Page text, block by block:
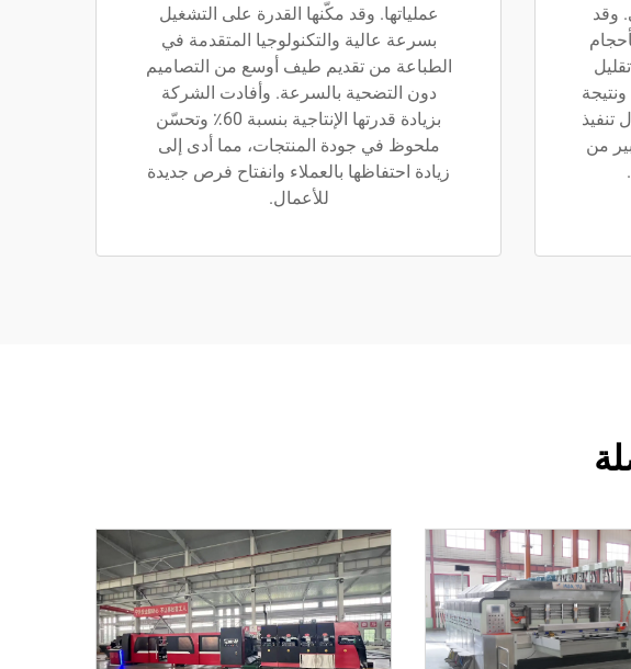
وقد
كبير من
عملياتها. وقد مكّنها القدرة على التشغيل
بسرعة عالية والتكنولوجيا المتقدمة في
الطباعة من تقديم طيف أوسع من التصاميم
دون التضحية بالسرعة. وأفادت الشركة
بزيادة قدرتها الإنتاجية بنسبة 60٪ وتحسّن
ملحوظ في جودة المنتجات، مما أدى إلى
زيادة احتفاظها بالعملاء وانفتاح فرص جديدة
للأعمال.